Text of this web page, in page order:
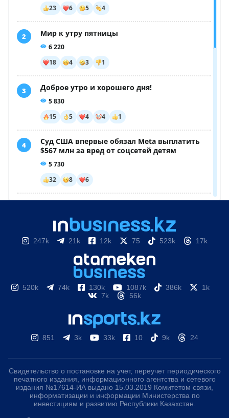
247k 21k 12k 75 523k 17k
520k 74k 130k 1087k 386k
1k
7k
56k
851 3k 33k 10 9k 24
Свидетельство о постановке на учет, переучет периодического
печатного издания, информационного агентства и сетевого
издания №17614-ИА выдано 15.03.2019 Комитетом связи,
информатизации и информации Министерства по
инвестициям и развитию Республики Казахстан.